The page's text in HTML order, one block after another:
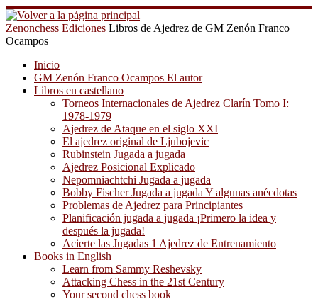
Saltar
al
contenido
Zenonchess Ediciones Libros de Ajedrez de GM Zenón Franco
Ocampos
Inicio
GM Zenón Franco Ocampos El autor
Libros en castellano
Torneos Internacionales de Ajedrez Clarín Tomo I:
1978-1979
Ajedrez de Ataque en el siglo XXI
El ajedrez original de Ljubojevic
Rubinstein Jugada a jugada
Ajedrez Posicional Explicado
Nepomniachtchi Jugada a jugada
Bobby Fischer Jugada a jugada Y algunas anécdotas
Problemas de Ajedrez para Principiantes
Planificación jugada a jugada ¡Primero la idea y
después la jugada!
Acierte las Jugadas 1 Ajedrez de Entrenamiento
Books in English
Learn from Sammy Reshevsky
Attacking Chess in the 21st Century
Your second chess book